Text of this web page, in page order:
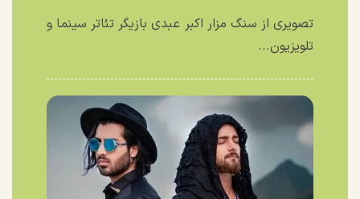
تصویری از سنگ مزار اکبر عبدی بازیگر تئاتر سینما و
تلویزیون...